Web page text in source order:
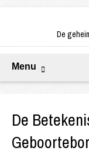
De
Menu
De